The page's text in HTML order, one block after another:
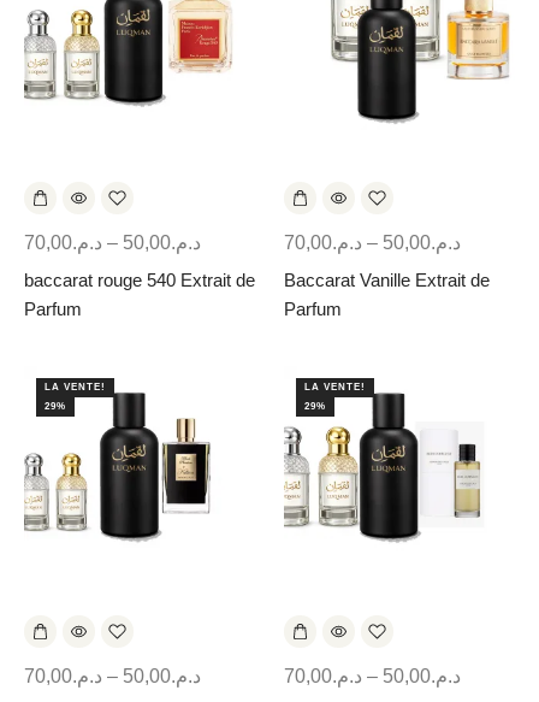
د.م.70,00 – د.م.50,00
baccarat rouge 540 Extrait de
Parfum
د.م.70,00 – د.م.50,00
Baccarat Vanille Extrait de
Parfum
LA VENTE!
29%
د.م.70,00 – د.م.50,00
LA VENTE!
29%
د.م.70,00 – د.م.50,00